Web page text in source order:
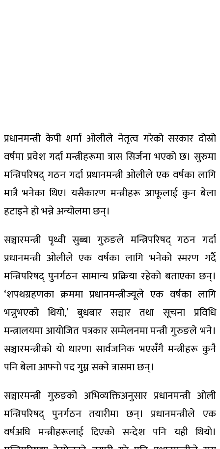
प्रधानमन्त्री केपी शर्मा ओलीले नेतृत्व गरेको सरकार दोस्रो
वर्षमा प्रवेश गर्दा मन्त्रीहरूमा त्रास सिर्जना भएको छ। सुरुमा
मन्त्रिपरिषद् गठन गर्दा प्रधानमन्त्री ओलीले एक वर्षका लागि
मात्रै भनेका थिए। यसैकारण मन्त्रीहरू आफूलाई कुन बेला
हटाइने हो भन्ने अन्योलमा छन्।
सञ्चारमन्त्री पृथ्वी सुब्बा गुरुङले मन्त्रिपरिषद् गठन गर्दा
प्रधानमन्त्री ओलीले एक वर्षका लागि भनेको स्मरण गर्दै
मन्त्रिपरिषद् पुनर्गठन सामान्य प्रक्रिया रहेको बताएका छन्।
‘शपथग्रहणका क्रममा प्रधानमन्त्रीज्यूले एक वर्षका लागि
भन्नुभएको थियो,’ बुधबार सञ्चार तथा सूचना प्रविधि
मन्त्रालयमा आयोजित पत्रकार सम्मेलनमा मन्त्री गुरुङले भने।
सञ्चारमन्त्रीको यो धारणा सार्वजनिक भएसँगै मन्त्रीहरू कुनै
पनि बेला आफ्नो पद गुम्न सक्ने त्रासमा छन्।
सञ्चारमन्त्री गुरुङको अभिव्यक्तिअनुसार प्रधानमन्त्री ओली
मन्त्रिपरिषद् पुनर्गठन तयारीमा छन्। प्रधानमन्त्रीले एक
वर्षअघि मन्त्रीहरूलाई दिएको सन्देश पनि यही थियो।